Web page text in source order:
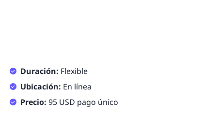
Duración: Flexible
Ubicación: En línea
Precio: 95 USD pago único